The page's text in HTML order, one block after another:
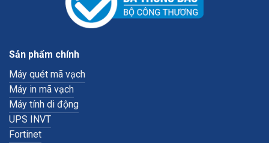
Sản phẩm chính
Máy quét mã vạch
Máy in mã vạch
Máy tính di động
UPS INVT
Fortinet